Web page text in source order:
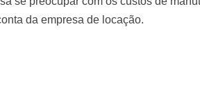
da empresa de locação.